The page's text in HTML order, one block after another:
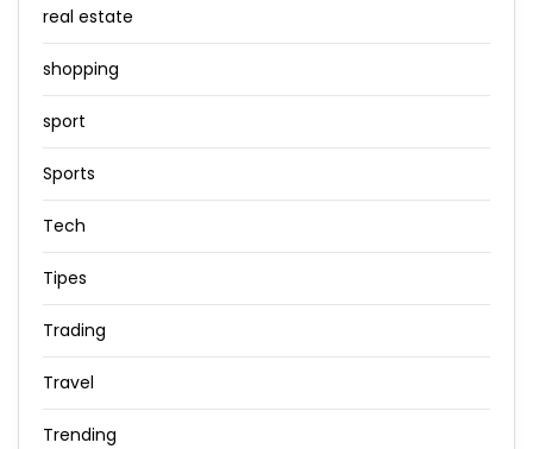
real estate
shopping
sport
Sports
Tech
Tipes
Trading
Travel
Trending